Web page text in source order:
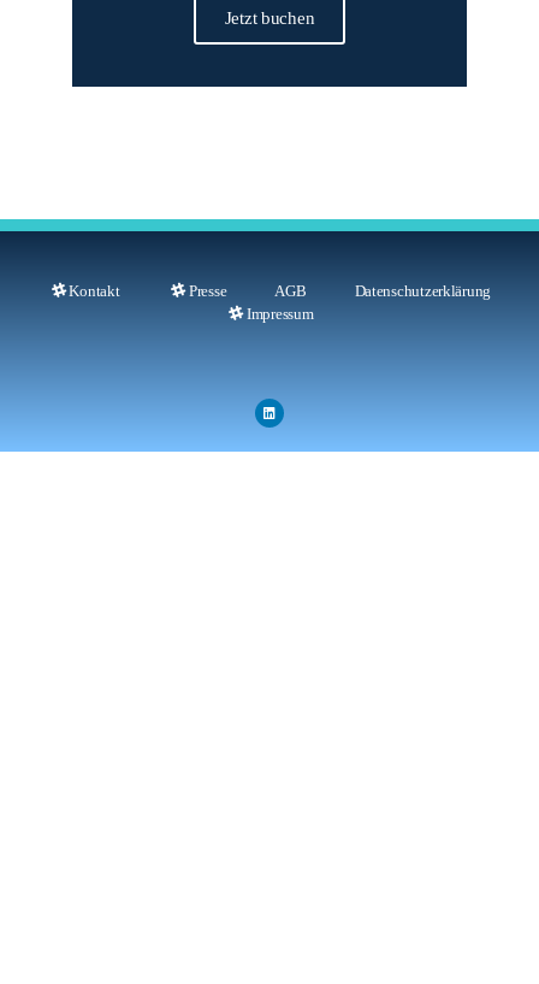
Jetzt buchen
Kontakt Presse AGB
Datenschutzerklärung
Impressum